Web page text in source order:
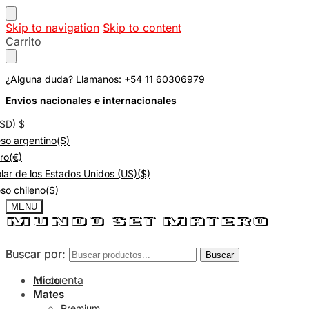
Skip to navigation Skip to content
Carrito
¿Alguna duda? Llamanos: +54 11 60306979
Envios nacionales e internacionales
$
argentino($)
(€)
de los Estados Unidos (US)($)
chileno($)
MENU
Buscar por: Buscar
Mi cuenta
Buscar por: Buscar
Inicio
Mates